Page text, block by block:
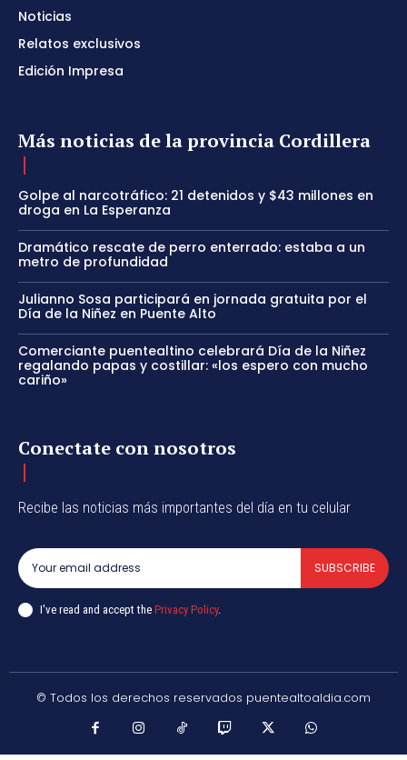
Noticias
Relatos exclusivos
Edición Impresa
Más noticias de la provincia Cordillera
Golpe al narcotráfico: 21 detenidos y $43 millones en
droga en La Esperanza
Dramático rescate de perro enterrado: estaba a un
metro de profundidad
Julianno Sosa participará en jornada gratuita por el
Día de la Niñez en Puente Alto
Comerciante puentealtino celebrará Día de la Niñez
regalando papas y costillar: «los espero con mucho
cariño»
Conectate con nosotros
Recibe las noticias más importantes del día en tu celular
SUBSCRIBE
I've read and accept the Privacy Policy.
© Todos los derechos reservados puentealtoaldia.com